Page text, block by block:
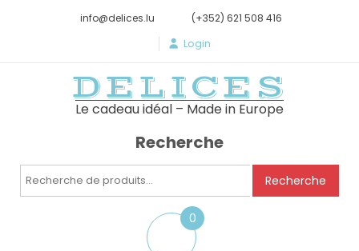
info@delices.lu (+352) 621 508 416
Login
DELICES
Le cadeau idéal – Made in Europe
Recherche
Recherche
Recherche
0
item